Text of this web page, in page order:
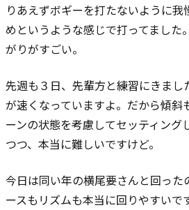
りあえずボギーを打たないように我
めというような感じで打ってました
がりがすごい。
先週も３日、先輩方と練習にきまし
が速くなっていますよ。 だから傾斜
ーンの状態を考慮してセッティング
つつ、本当に難しいですけど。
今日は同い年の横尾要さんと回った
ースもリズムも本当に回りやすいで